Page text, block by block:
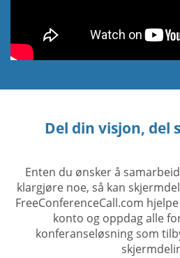
Del din visjon, del
Enten du ønsker å
klargjøre noe, så kan
FreeConferenceCall.com
konto og oppdag alle
konferanseløsning som